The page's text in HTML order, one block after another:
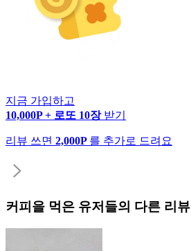
지금 가입하고
10,000P + 로또 10장 받기
리뷰 쓰면 2,000P 를 추가로 드려요
커피 을 먹은 유저들의 다른 리뷰